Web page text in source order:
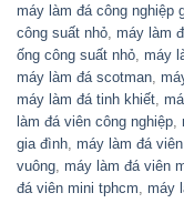
máy làm đá công nghiệp
công suất nhỏ máy làm
ống công suất nhỏ máy
máy làm đá scotman
máy làm đá tinh khiết
làm đá viên công nghiệp
gia đình máy làm đá
vuông máy làm đá viên
đá viên mini tphcm máy